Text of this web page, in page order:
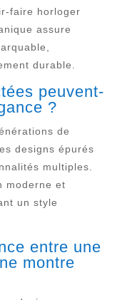
faire horloger
assure
durable.
peuvent-
?
de
designs épurés
multiples.
moderne et
un style
entre une
montre